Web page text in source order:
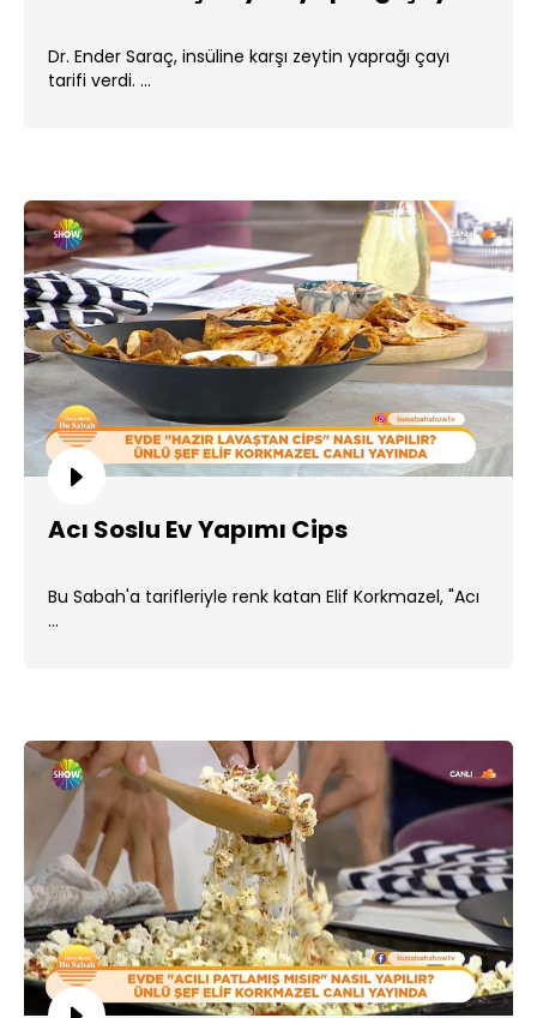
Dr. Ender Saraç, insüline karşı zeytin yaprağı çayı
tarifi verdi. ...
Acı Soslu Ev Yapımı Cips
Bu Sabah'a tarifleriyle renk katan Elif Korkmazel, "Acı
...